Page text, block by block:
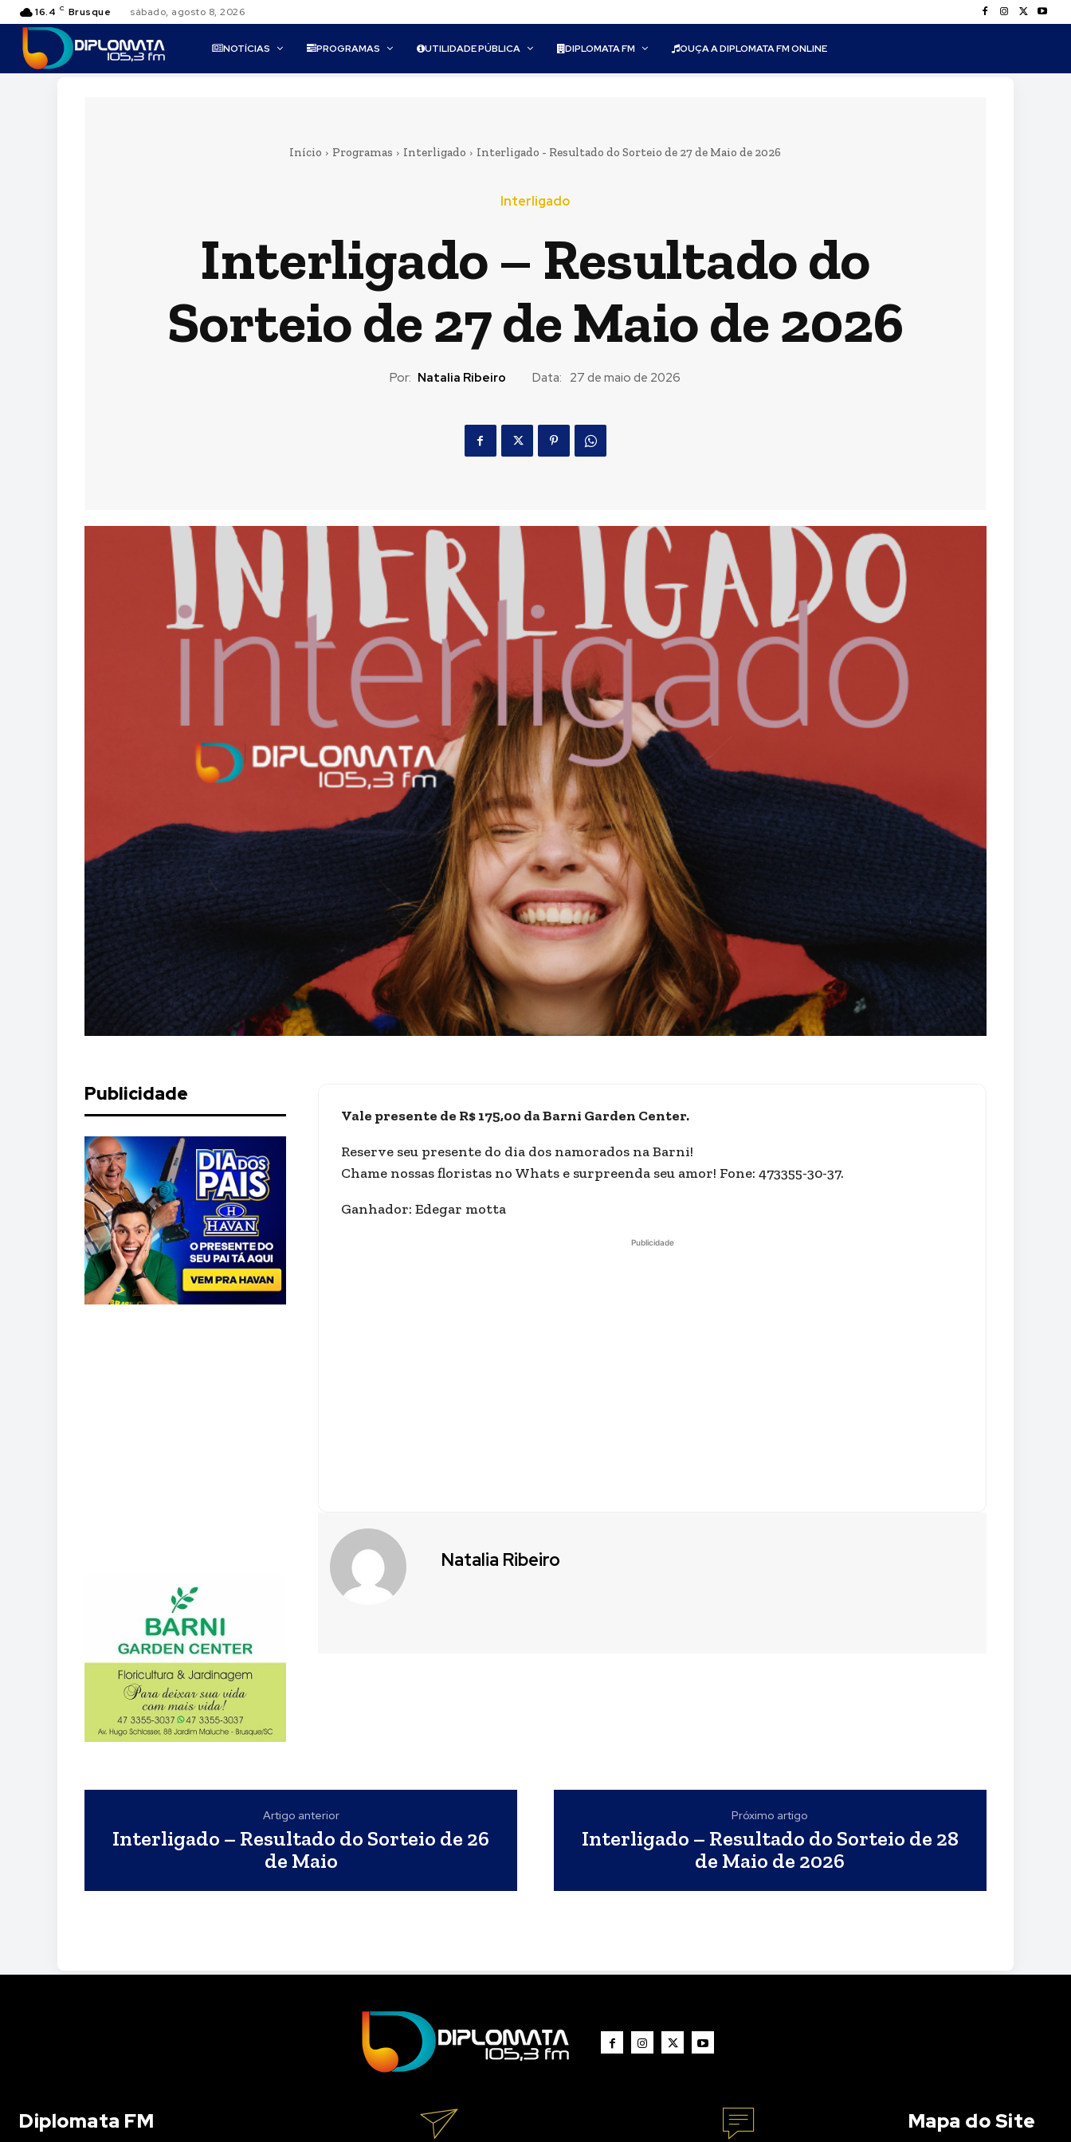
16.4 C Brusque sábado, agosto 8, 2026
NOTÍCIAS PROGRAMAS UTILIDADE PÚBLICA DIPLOMATA FM OUÇA A DIPLOMATA FM ONLINE
Início Programas Interligado Interligado - Resultado do Sorteio de 27 de Maio de 2026
Interligado
Interligado – Resultado do
Sorteio de 27 de Maio de 2026
Por: Natalia Ribeiro Data: 27 de maio de 2026
Publicidade
Vale presente de R$ 175,00 da Barni Garden Center.
Reserve seu presente do dia dos namorados na Barni!
Chame nossas floristas no Whats e surpreenda seu amor! Fone: 473355-30-37.
Ganhador: Edegar motta
Publicidade
Natalia Ribeiro
Artigo anterior
Interligado – Resultado do Sorteio de 26
de Maio
Próximo artigo
Interligado – Resultado do Sorteio de 28
de Maio de 2026
Diplomata FM Mapa do Site